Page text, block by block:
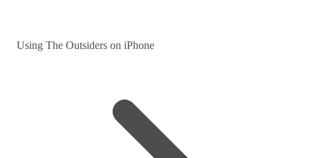
Using The Outsiders on iPhone